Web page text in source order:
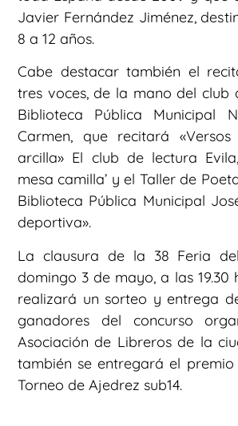
Javier Fernández Jiménez,
8 a 12 años.
Cabe destacar también el
tres voces, de la mano del club
Biblioteca Pública Municipal
Carmen, que recitará
arcilla» El club de lectura
mesa camilla’ y el Taller de
Biblioteca Pública Municipal
deportiva».
La clausura de la 38 Feria
domingo 3 de mayo, a las 19.30
realizará un sorteo y entrega
ganadores del concurso
Asociación de Libreros de la
también se entregará el
Torneo de Ajedrez sub14.